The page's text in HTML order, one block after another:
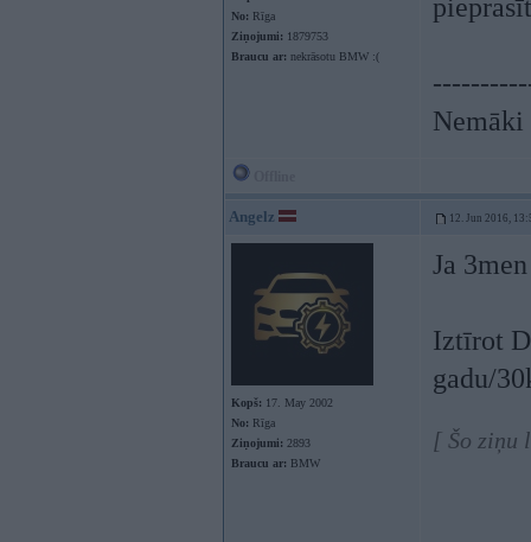
No: Rīga
Ziņojumi: 1879753
Braucu ar: nekrāsotu BMW :(
Angelz 12. Jun 2016,
Kopš: 17. May 2002
No: Rīga
Ziņojumi: 2893
Braucu ar: BMW
Ja
Iztīrot
gadu/
[ Šo ziņu